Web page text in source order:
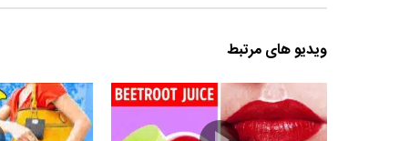
ویدیو های مرتبط